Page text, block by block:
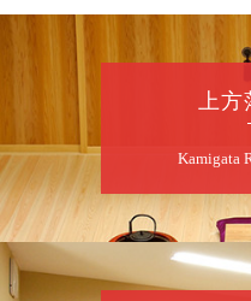
第2回 智之
笑福亭智之
／桂力造「
一番」
開演：午前10
前売2,000円
お問合せ：
上
Kamigata